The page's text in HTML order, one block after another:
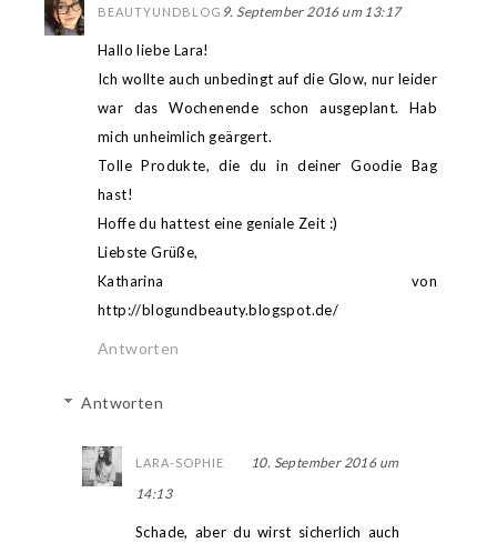
BEAUTYUNDBLOG 9. September 2016 um 13:17
Hallo liebe Lara!
Ich wollte auch unbedingt auf die Glow, nur leider
war das Wochenende schon ausgeplant. Hab
mich unheimlich geärgert.
Tolle Produkte, die du in deiner Goodie Bag
hast!
Hoffe du hattest eine geniale Zeit :)
Liebste Grüße,
Katharina von
http://blogundbeauty.blogspot.de/
Antworten
Antworten
LARA-SOPHIE
10. September 2016 um
14:13
Schade, aber du wirst sicherlich auch